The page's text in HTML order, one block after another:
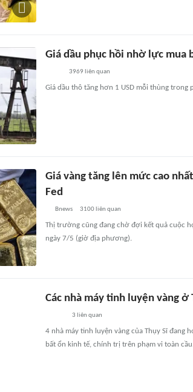
Giá dầu phục hồi nhờ lực mua
3969 liên quan
Giá dầu thô tăng hơn 1 USD mỗi thùng
Giá vàng tăng lên mức cao
Fed
Bnews 3100 liên quan
Thị trường cũng đang chờ đợi kết quả cuộc
ngày 7/5 (giờ địa phương).
Các nhà máy tinh luyện vàng
3 liên quan
4 nhà máy tinh luyện vàng của Thụy Sĩ đang
bất ổn kinh tế, chính trị trên phạm vi toàn